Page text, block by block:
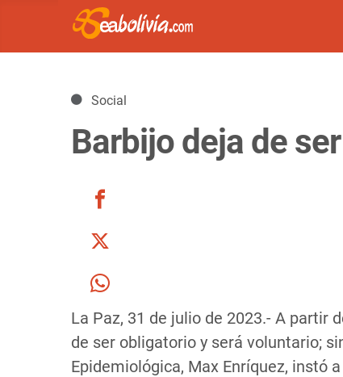
Detalles
Social
Barbijo deja de
La Paz, 31 de julio de 2023.- A partir
de ser obligatorio y será voluntario;
Epidemiológica, Max Enríquez, instó